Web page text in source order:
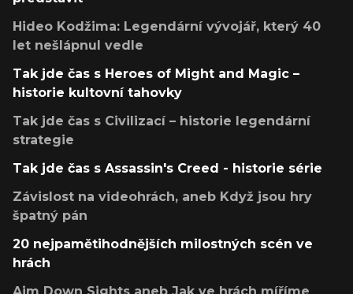
Hideo Kodžima: Legendární vývojář, který 40
let nešlápnul vedle
Tak jde čas s Heroes of Might and Magic –
historie kultovní tahovky
Tak jde čas s Civilizací – historie legendární
strategie
Tak jde čas s Assassin's Creed - historie série
Závislost na videohrách, aneb Když jsou hry
špatný pán
20 nejpamětihodnějších milostných scén ve
hrách